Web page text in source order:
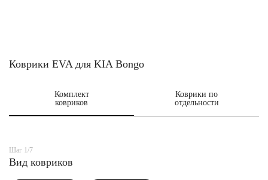
Коврики EVA для KIA Bongo
Комплект
ковриков
Коврики по
отдельности
Шаг 1/7
Вид ковриков